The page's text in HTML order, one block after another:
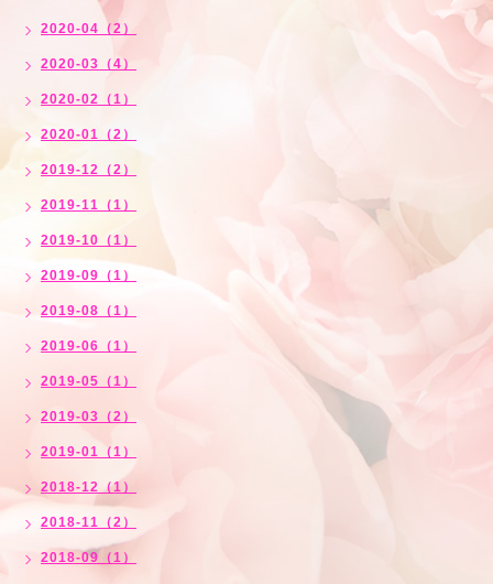
2020-04（2）
2020-03（4）
2020-02（1）
2020-01（2）
2019-12（2）
2019-11（1）
2019-10（1）
2019-09（1）
2019-08（1）
2019-06（1）
2019-05（1）
2019-03（2）
2019-01（1）
2018-12（1）
2018-11（2）
2018-09（1）